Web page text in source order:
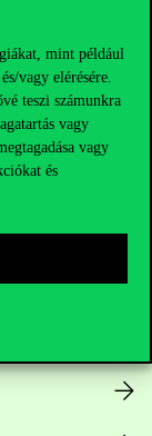
mint például
vagy elérésére.
teszi számunkra
vagy
vagy
és